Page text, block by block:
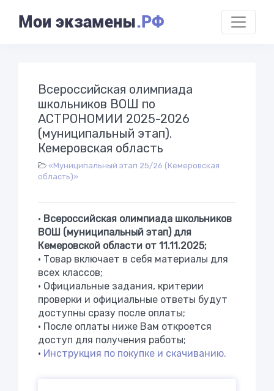
Мои экзамены.РФ
Всероссийская олимпиада
школьников ВОШ по
АСТРОНОМИИ 2025-2026
(муниципальный этап).
Кемеровская область
«Муниципальный этап 25/26 (Кемеровская
область)»
• Всероссийская олимпиада школьников
ВОШ (муниципальный этап) для
Кемеровской области от 11.11.2025;
• Товар включает в себя материалы для
всех классов;
• Официальные задания, критерии
проверки и официальные ответы будут
доступны сразу после оплаты;
• После оплаты ниже Вам откроется
доступ для получения работы;
• Инструкция по покупке и скачиванию.